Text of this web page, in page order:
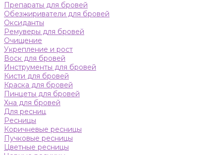
Препараты для бровей
Обезжириватели для бровей
Оксиданты
Ремуверы для бровей
Очищение
Укрепление и рост
Воск для бровей
Инструменты для бровей
Кисти для бровей
Краска для бровей
Пинцеты для бровей
Хна для бровей
Для ресниц
Ресницы
Коричневые ресницы
Пучковые ресницы
Цветные ресницы